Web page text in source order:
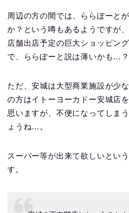
周辺の方の間では、ららぽーと
か？という噂もあるようですが
店舗出店予定の巨大ショッピン
で、ららぽーと説は薄いかも…？
ただ、安城は大型商業施設が少
の方はイトーヨーカドー安城店
思いますが、不便になってしま
ょうね…。
スーパー等が出来て欲しいとい
す。